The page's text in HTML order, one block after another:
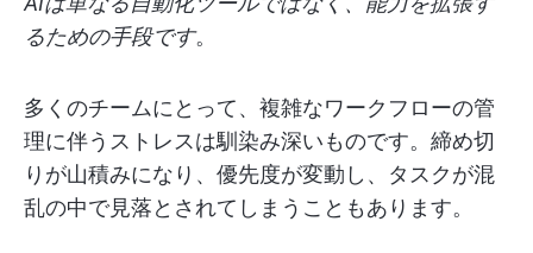
るための手段です。
多くのチームにとって、複雑なワークフローの管
理に伴うストレスは馴染み深いものです。締め切
りが山積みになり、優先度が変動し、タスクが混
乱の中で見落とされてしまうこともあります。